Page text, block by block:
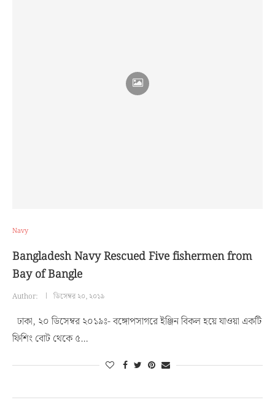
Navy
Bangladesh Navy Rescued Five fishermen from
Bay of Bangle
Author: ডিসেম্বর ২০, ২০১৯
ঢাকা, ২০ ডিসেম্বর ২০১৯ঃ- বঙ্গোপসাগরে ইঞ্জিন বিকল হয়ে যাওয়া একটি
ফিশিং বোট থেকে ৫…